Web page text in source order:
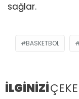
sağlar.
BASKETBOL
İLGİNİZİ